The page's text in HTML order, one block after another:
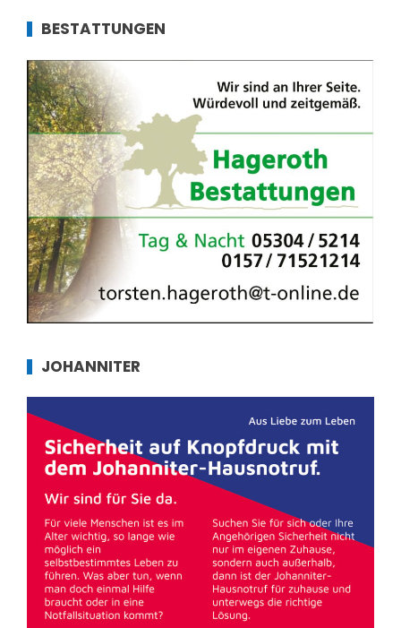
BESTATTUNGEN
JOHANNITER